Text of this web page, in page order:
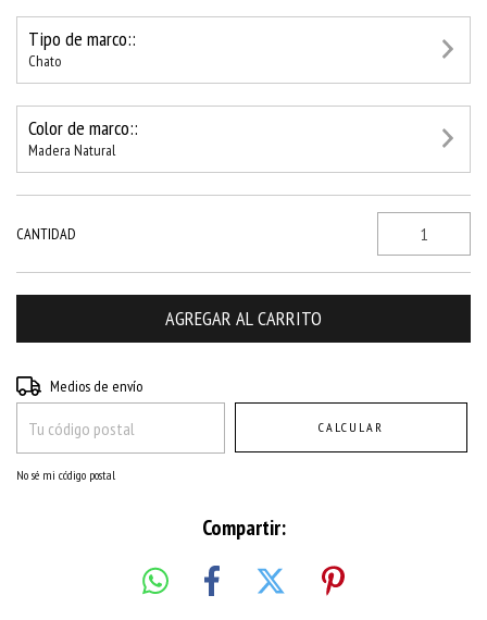
Tipo de marco::
Chato
Color de marco::
Madera Natural
CANTIDAD
Entregas para el CP:
Medios de envío
CALCULAR
No sé mi código postal
Compartir: